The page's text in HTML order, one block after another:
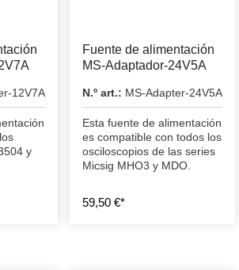
12V7A
y
Fuente de alimentación
MS-Adaptador-24V5A
N.º art.: MS-Adapter-24V5A
Esta fuente de alimentación
es compatible con todos los
osciloscopios de las series
Micsig MHO3 y MDO.
59,50 €*